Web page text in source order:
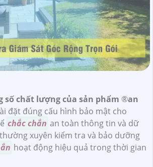
chất lượng của sản phẩm ®️an
đặt đúng cấu hình bảo mật cho
chắc chắn an toàn thông tin và dữ
xuyên kiểm tra và bảo dưỡng
hoạt động hiệu quả trong thời gian